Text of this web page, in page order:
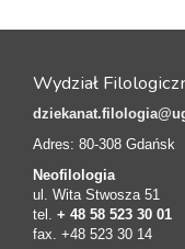
Wydział
Adres: 80-308 Gdańsk
Neofilologia
ul. Wita Stwosza 51
tel. + 48 58 523 30 01
fax. +48 523 30 14